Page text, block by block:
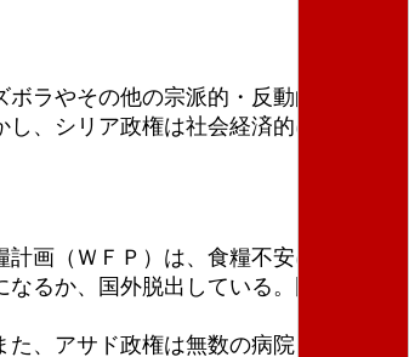
ラやその他の宗派的・反動的民兵の
、シリア政権は社会経済的に巨大な
画（ＷＦＰ）は、食糧不安に苦しむ
るか、国外脱出している。国外への
、アサド政権は無数の病院を破壊